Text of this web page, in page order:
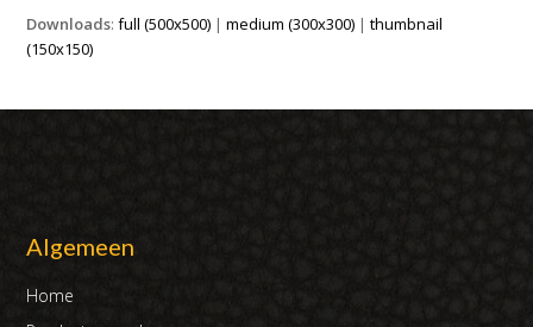
Downloads:full (500x500) |medium (300x300) |thumbnail
(150x150)
Algemeen
Home